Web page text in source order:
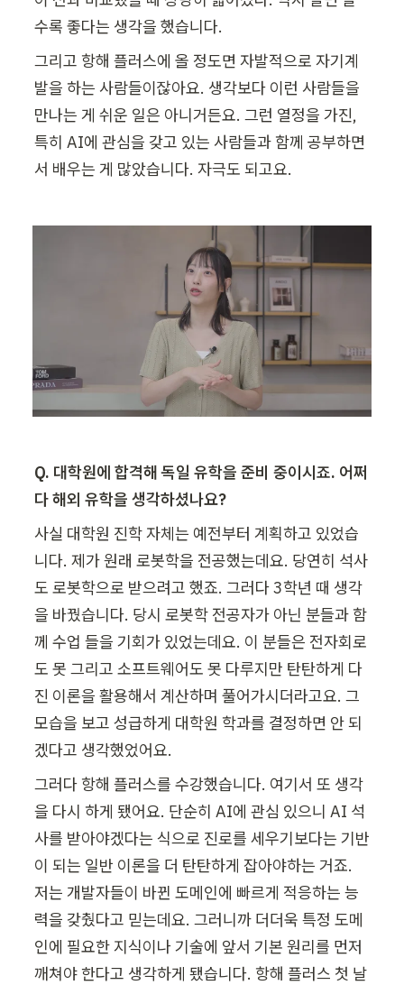
수록 좋다는 생각을 했습니다.
그리고 항해 플러스에 올 정도면 자발적으로 자기계
발을 하는 사람들이잖아요. 생각보다 이런 사람들을
만나는 게 쉬운 일은 아니거든요. 그런 열정을 가진,
특히 AI에 관심을 갖고 있는 사람들과 함께 공부하면
서 배우는 게 많았습니다. 자극도 되고요.
Q. 대학원에 합격해 독일 유학을 준비 중이시죠. 어쩌
다 해외 유학을 생각하셨나요?
사실 대학원 진학 자체는 예전부터 계획하고 있었습
니다. 제가 원래 로봇학을 전공했는데요. 당연히 석사
도 로봇학으로 받으려고 했죠. 그러다 3학년 때 생각
을 바꿨습니다. 당시 로봇학 전공자가 아닌 분들과 함
께 수업 들을 기회가 있었는데요. 이 분들은 전자회로
도 못 그리고 소프트웨어도 못 다루지만 탄탄하게 다
진 이론을 활용해서 계산하며 풀어가시더라고요. 그
모습을 보고 성급하게 대학원 학과를 결정하면 안 되
겠다고 생각했었어요.
그러다 항해 플러스를 수강했습니다. 여기서 또 생각
을 다시 하게 됐어요. 단순히 AI에 관심 있으니 AI 석
사를 받아야겠다는 식으로 진로를 세우기보다는 기반
이 되는 일반 이론을 더 탄탄하게 잡아야하는 거죠.
저는 개발자들이 바뀐 도메인에 빠르게 적응하는 능
력을 갖췄다고 믿는데요. 그러니까 더더욱 특정 도메
인에 필요한 지식이나 기술에 앞서 기본 원리를 먼저
깨쳐야 한다고 생각하게 됐습니다. 항해 플러스 첫 날